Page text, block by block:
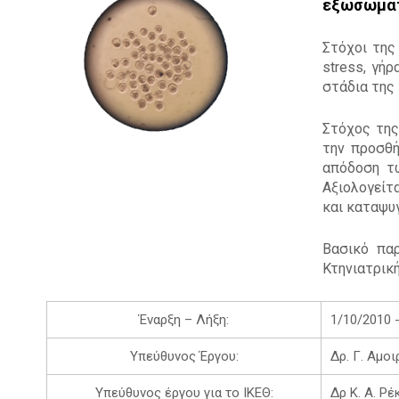
Στόχοι
stress,
στάδια της
Στόχος
την
απόδοση
και
Βασικό
Έναρξη – Λήξη: 1/10/2010
Υπεύθυνος Έργου: Δρ. Γ.
Υπεύθυνος έργου για το ΙΚΕΘ: Δρ Κ. Α.